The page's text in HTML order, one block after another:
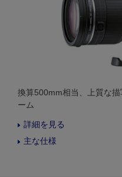
換算500mm相当、上質な
ーム
詳細を見る
主な仕様